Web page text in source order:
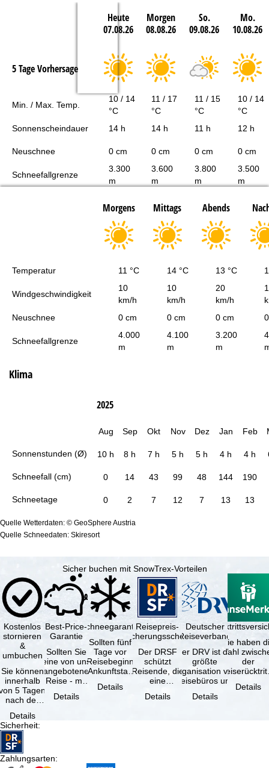
Heute
07.08.26
Morgen
08.08.26
So.
09.08.26
Mo.
10.08.26
5 Tage Vorhersage
Min. / Max. Temp.
10 / 14
°C
11 / 17
°C
11 / 15
°C
10 / 14
°C
Sonnenscheindauer
14 h 14 h 11 h 12 h
Neuschnee 0 cm 0 cm 0 cm 0 cm
Schneefallgrenze
3.300
m
3.600
m
3.800
m
3.500
m
Morgens Mittags Abends
Temperatur 11 °C 14 °C 13 °C
Windgeschwindigkeit
10
km/h
10
km/h
20
km/h
Neuschnee
0 cm 0 cm 0 cm
Schneefallgrenze
4.000
m
4.100
m
3.200
m
Klima
Sonnenstunden (Ø)
Schneefall (cm)
Schneetage
2025
Aug Sep Okt Nov Dez Jan Feb
10 h 8 h 7 h 5 h 5 h 4 h 4 h
0 14 43 99 48 144 190
0 2 7 12 7 13 13
Quelle Wetterdaten: © GeoSphere Austria
Quelle Schneedaten: Skiresort
Sicher buchen mit SnowTrex-Vorteilen
Kostenlos
stornieren
&
umbuchen
Sie können
innerhalb
5 Tagen
nach der
kostenfrei
…
Details
Best-Price-
Garantie
Sollten Sie
eine von uns
angebotene
Reise - mit
Verfügbarkeit
Details
Schneegarantie
Sollten fünf
Tage vor
Reisebeginn
(Ankunftstag)
Schneemangel
Details
Reisepreis-
Sicherungsschein
Der DRSF
schützt
Reisende, die
eine
oder
Details
Deutscher
Reiseverband
Der DRV ist die
größte
Organisation von
Reisebüros und
Reiseveranstaltern
in …
Details
Sie haben
Wahl
der
(inklusive
Details
Sicherheit:
Zahlungsarten: